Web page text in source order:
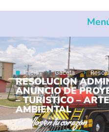
Inicio Gaceta
RESOLUCION
ANUNCIO DE
– TURISTICO –
AMBIENTAL
Cevallosen tu corazón